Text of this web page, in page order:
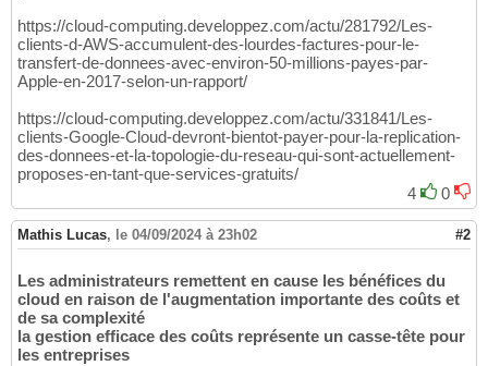
https://cloud-computing.developpez.com/actu/281792/Les-
clients-d-AWS-accumulent-des-lourdes-factures-pour-le-
transfert-de-donnees-avec-environ-50-millions-payes-par-
Apple-en-2017-selon-un-rapport/
https://cloud-computing.developpez.com/actu/331841/Les-
clients-Google-Cloud-devront-bientot-payer-pour-la-replication-
des-donnees-et-la-topologie-du-reseau-qui-sont-actuellement-
proposes-en-tant-que-services-gratuits/
4
0
Mathis Lucas, le 04/09/2024 à 23h02 #2
Les administrateurs remettent en cause les bénéfices du
cloud en raison de l'augmentation importante des coûts et
de sa complexité
la gestion efficace des coûts représente un casse-tête pour
les entreprises